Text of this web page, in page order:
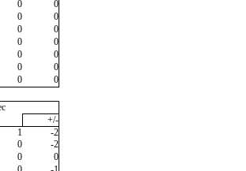
0
0
0
0
0
0
0
0
0
0
0
0
0
0
+/-
1
-2
0
-2
0
0